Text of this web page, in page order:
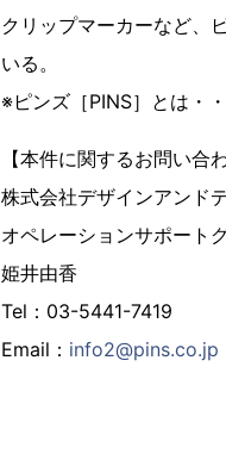
クリップマーカーなど、
いる。
※ピンズ［PINS］とは・
【本件に関するお問い合
株式会社デザインアンド
オペレーションサポート
姫井由香
Tel：03-5441-7419
Email： info2@pins.co.jp